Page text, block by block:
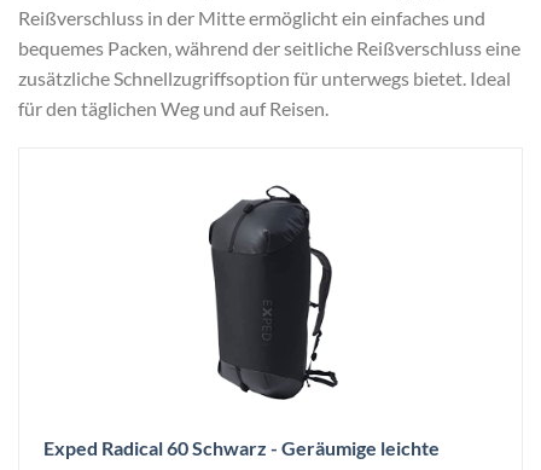
Reißverschluss in der Mitte ermöglicht ein einfaches und
bequemes Packen, während der seitliche Reißverschluss eine
zusätzliche Schnellzugriffsoption für unterwegs bietet. Ideal
für den täglichen Weg und auf Reisen.
Exped Radical 60 Schwarz - Geräumige leichte